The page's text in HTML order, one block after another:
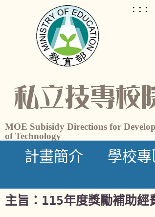
私立技專校
MOE Subisidy Directions for
of Technology
:::
計畫簡介 學校專
主旨： 115年度獎勵補助經